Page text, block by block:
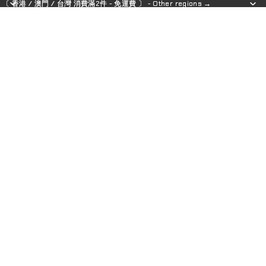
〔 香港 / 澳門 / 台灣 消費滿2件 - 免運費 〕 - Other regions →
〔 香港 / 澳門 / 台灣 消費滿2件 - 免運費 〕 - Other regions →